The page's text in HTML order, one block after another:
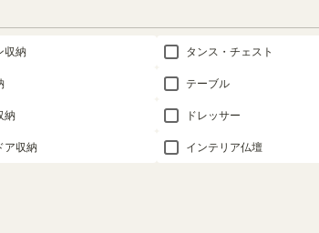
収納 タンス・チェスト
テーブル
納 ドレッサー
ア収納 インテリア仏壇